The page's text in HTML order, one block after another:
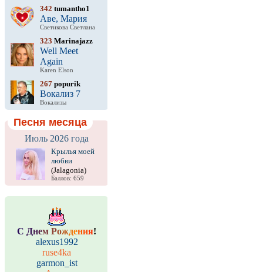
342 tumantho1
Аве, Мария
Светикова Светлана
323 Marinajazz
Well Meet
Again
Karen Elson
267 popurik
Вокализ 7
Вокализы
Песня месяца
Июль 2026 года
Крылья моей
любви
(Jalagonia)
Баллов: 659
С Днем Рождения!
alexus1992
ruse4ka
garmon_ist